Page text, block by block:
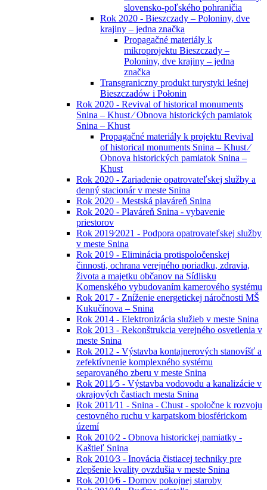
slovensko-poľského pohraničia
Rok 2020 - Bieszczady – Poloniny, dve
krajiny – jedna značka
Propagačné materiály k
mikroprojektu Bieszczady –
Poloniny, dve krajiny – jedna
značka
Transgraniczny produkt turystyki leśnej
Bieszczadów i Połonin
Rok 2020 - Revival of historical monuments
Snina – Khust ⁄ Obnova historických pamiatok
Snina – Khust
Propagačné materiály k projektu Revival
of historical monuments Snina – Khust ⁄
Obnova historických pamiatok Snina –
Khust
Rok 2020 - Zariadenie opatrovateľskej služby a
denný stacionár v meste Snina
Rok 2020 - Mestská plaváreň Snina
Rok 2020 - Plaváreň Snina - vybavenie
priestorov
Rok 2019⁄2021 - Podpora opatrovateľskej služby
v meste Snina
Rok 2019 - Eliminácia protispoločenskej
činnosti, ochrana verejného poriadku, zdravia,
života a majetku občanov na Sídlisku
Komenského vybudovaním kamerového systému
Rok 2017 - Zníženie energetickej náročnosti MŠ
Kukučínova – Snina
Rok 2014 - Elektronizácia služieb v meste Snina
Rok 2013 - Rekonštrukcia verejného osvetlenia v
meste Snina
Rok 2012 - Výstavba kontajnerových stanovíšť a
zefektívnenie komplexného systému
separovaného zberu v meste Snina
Rok 2011⁄5 - Výstavba vodovodu a kanalizácie v
okrajových častiach mesta Snina
Rok 2011⁄11 - Snina - Chust - spoločne k rozvoju
cestovného ruchu v karpatskom biosférickom
území
Rok 2010⁄2 - Obnova historickej pamiatky -
Kaštieľ Snina
Rok 2010⁄3 - Inovácia čistiacej techniky pre
zlepšenie kvality ovzdušia v meste Snina
Rok 2010⁄6 - Domov pokojnej staroby